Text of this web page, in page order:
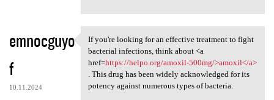
emnocguyo
f
10.11.2024
If you're looking for an
If you're looking for an effective treatment to fight
bacterial infections, think about <a
href=https://helpo.org/amoxil-500mg/>amoxil</a>
. This drug has been widely acknowledged for its
potency against numerous types of bacteria.